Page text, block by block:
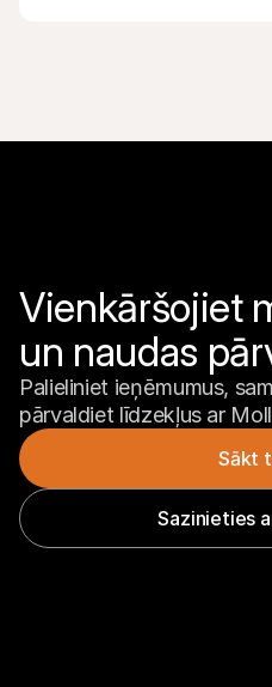
Vienkāršojiet
un naudas
Palieliniet ieņēmumus,
pārvaldiet līdzekļus ar
Sākt
Sazinieties